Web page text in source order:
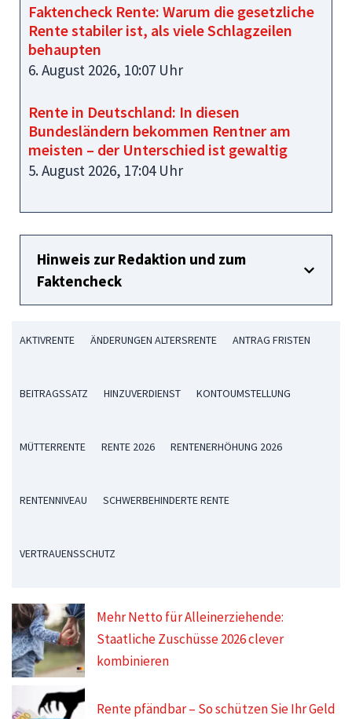
Faktencheck Rente: Warum die gesetzliche
Rente stabiler ist, als viele Schlagzeilen
behaupten
6. August 2026, 10:07 Uhr
Rente in Deutschland: In diesen
Bundesländern bekommen Rentner am
meisten – der Unterschied ist gewaltig
5. August 2026, 17:04 Uhr
Hinweis zur Redaktion und zum
Faktencheck
AKTIVRENTE ÄNDERUNGEN ALTERSRENTE ANTRAG FRISTEN
BEITRAGSSATZ HINZUVERDIENST KONTOUMSTELLUNG
MÜTTERRENTE RENTE 2026 RENTENERHÖHUNG 2026
RENTENNIVEAU SCHWERBEHINDERTE RENTE
VERTRAUENSSCHUTZ
Mehr Netto für Alleinerziehende:
Staatliche Zuschüsse 2026 clever
kombinieren
Rente pfändbar – So schützen Sie Ihr Geld